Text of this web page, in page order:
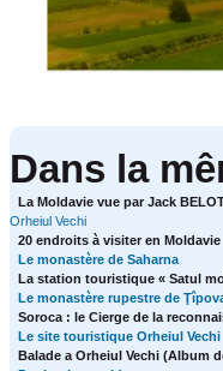
Dans la
La Moldavie vue par Jack
Orheiul Vechi
20 endroits à visiter en
Le monastère de Saharna
La station touristique « Satul
Le monastère rupestre de
Soroca : le Cierge de la
Le site touristique Orheiul Vechi
Balade a Orheiul Vechi (Album